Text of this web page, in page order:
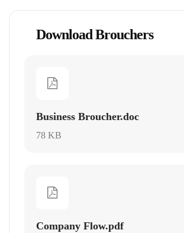
Download Brouchers
Business Broucher.doc
78 KB
Company Flow.pdf